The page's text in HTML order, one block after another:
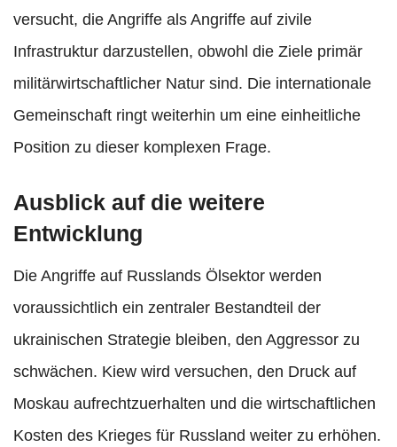
versucht, die Angriffe als Angriffe auf zivile
Infrastruktur darzustellen, obwohl die Ziele primär
militärwirtschaftlicher Natur sind. Die internationale
Gemeinschaft ringt weiterhin um eine einheitliche
Position zu dieser komplexen Frage.
Ausblick auf die weitere
Entwicklung
Die Angriffe auf Russlands Ölsektor werden
voraussichtlich ein zentraler Bestandteil der
ukrainischen Strategie bleiben, den Aggressor zu
schwächen. Kiew wird versuchen, den Druck auf
Moskau aufrechtzuerhalten und die wirtschaftlichen
Kosten des Krieges für Russland weiter zu erhöhen.